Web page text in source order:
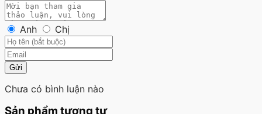
Anh Chị
Gửi
Chưa có bình luận nào
Sản phẩm tương tự